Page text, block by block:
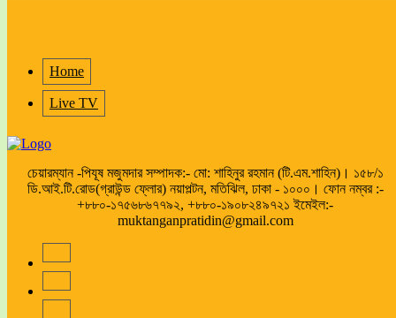
Home
Live TV
চেয়ারম্যান -পিযূষ মজুমদার সম্পাদক:- মো: শাহিনুর রহমান (টি.এম.শাহিন)। ১৫৮/১
ডি.আই.টি.রোড(গ্রাউন্ড ফ্লোর) নয়াপল্টন, মতিঝিল, ঢাকা - ১০০০। ফোন নম্বর :-
+৮৮০-১৭৫৬৮৬৭৭৯২, +৮৮০-১৯০৮২৪৯৭২১ ইমেইল:-
muktanganpratidin@gmail.com